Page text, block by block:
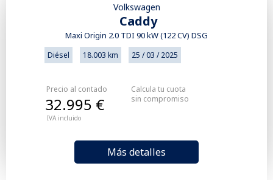
Volkswagen
Caddy
Maxi Origin 2.0 TDI 90 kW (122 CV) DSG
Diésel 18.003 km 25 / 03 / 2025
Precio al contado
IVA incluido
32.995 €
Más detalles
Calcula tu cuota
sin compromiso